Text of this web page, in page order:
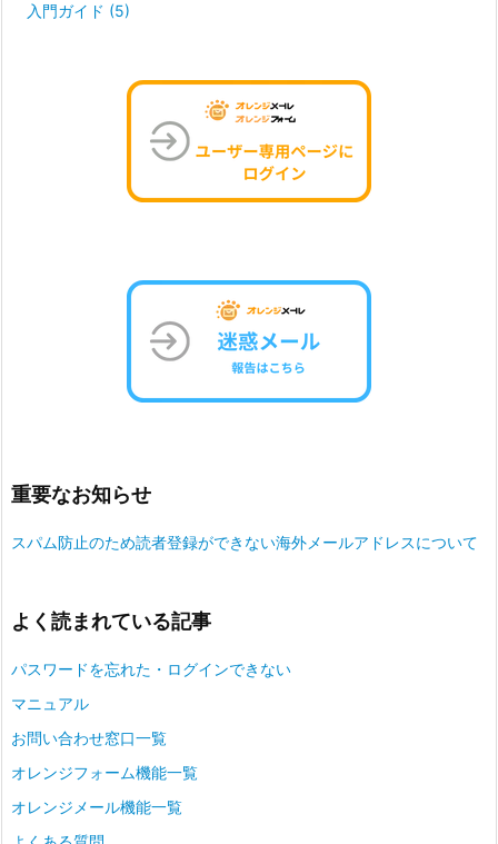
入門ガイド (5)
重要なお知らせ
スパム防止のため読者登録ができない海外メールアドレスについて
よく読まれている記事
パスワードを忘れた・ログインできない
マニュアル
お問い合わせ窓口一覧
オレンジフォーム機能一覧
オレンジメール機能一覧